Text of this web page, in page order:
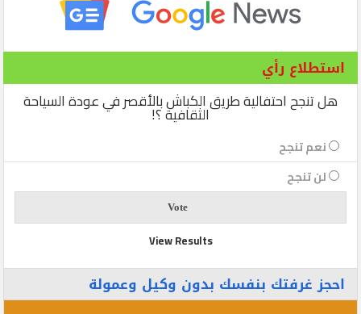
استطلاع رأي
هل تنجح احتفالية طريق الكباش بالأقصر في عودة السياحة
الثقافية ؟!
نعم تنجح
لن تنجح
View Results
احجز غرفتك بنفسك بدون وكيل وعمولة